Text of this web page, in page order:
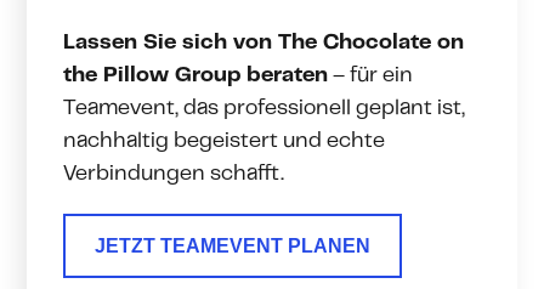
Lassen Sie sich von The Chocolate on
the Pillow Group beraten – für ein
Teamevent, das professionell geplant ist,
nachhaltig begeistert und echte
Verbindungen schafft.
JETZT TEAMEVENT PLANEN